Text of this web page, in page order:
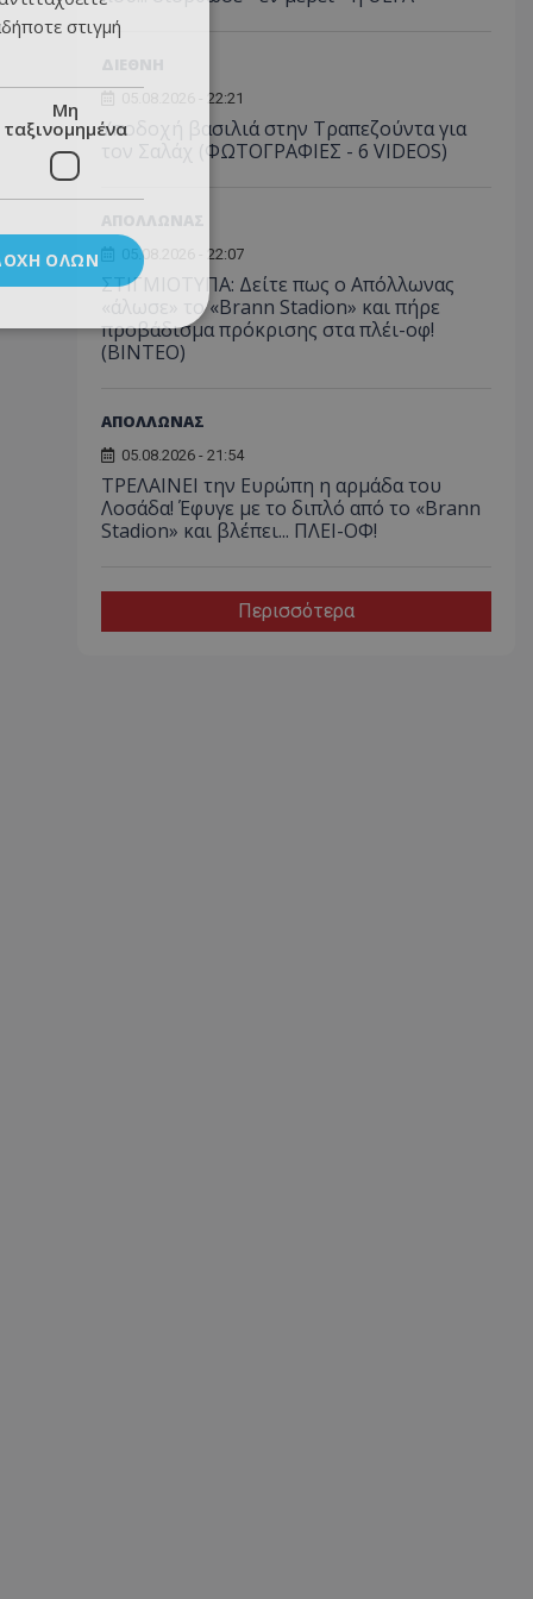
05.08.2026 - 22:21
Υποδοχή βασιλιά στην Τραπεζούντα για
τον Σαλάχ (ΦΩΤΟΓΡΑΦΙΕΣ - 6 VIDEOS)
05.08.2026 - 22:07
ΣΤΙΓΜΙΟΤΥΠΑ: Δείτε πως ο Απόλλωνας
«άλωσε» το «Brann Stadion» και πήρε
προβάδισμα πρόκρισης στα πλέι-οφ!
(ΒΙΝΤΕΟ)
ΑΠΟΛΛΩΝΑΣ
05.08.2026 - 21:54
ΤΡΕΛΑΙΝΕΙ την Ευρώπη η αρμάδα του
Λοσάδα! Έφυγε με το διπλό από το «Brann
Stadion» και βλέπει... ΠΛΕΙ-ΟΦ!
Περισσότερα
στιγμή
Μη
ταξινομημένα
ΌΛΩΝ